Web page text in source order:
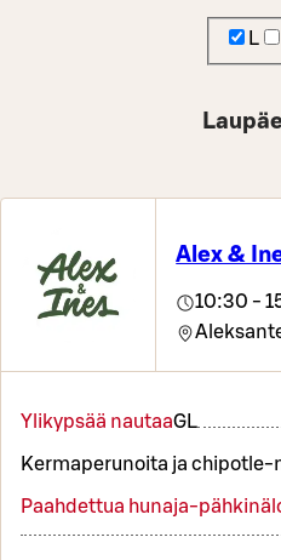
L
Alex &
10:30 -
Ylikypsää nautaaGL
Kermaperunoita ja chipotle-
Paahdettua hunaja-